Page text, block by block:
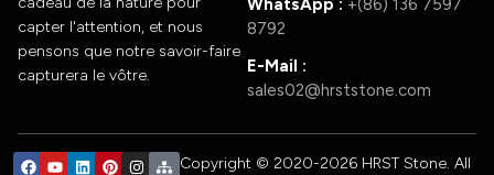
capter l'attention, et nous
pensons que notre savoir-faire
capturera le vôtre.
WhatsApp : +(86) 136 7597
8792
E-Mail :
sales02@hrststone.com
Copyright © 2020-2026 HRST Stone. All